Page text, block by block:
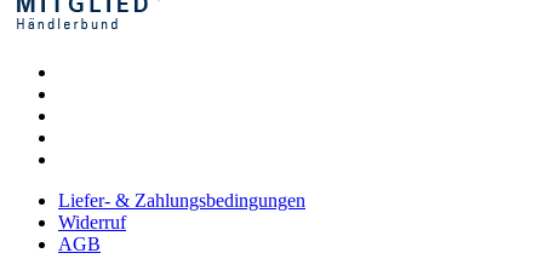
Liefer- & Zahlungsbedingungen
Widerruf
AGB